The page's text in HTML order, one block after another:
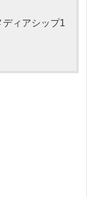
ィアシップ1